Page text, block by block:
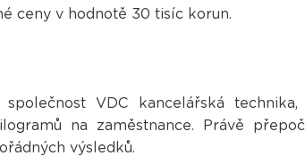
ceny v hodnotě 30 tisíc korun.
VDC kancelářská technika,
na zaměstnance. Právě
výsledků.